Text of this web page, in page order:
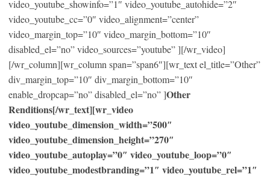
video_youtube_showinfo=”1″ video_youtube_autohide=”2″
video_youtube_cc=”0″ video_alignment=”center”
video_margin_top=”10″ video_margin_bottom=”10″
disabled_el=”no” video_sources=”youtube” ][/wr_video]
[/wr_column][wr_column span=”span6″][wr_text el_title=”Other”
div_margin_top=”10″ div_margin_bottom=”10″
enable_dropcap=”no” disabled_el=”no” ]Other
Renditions[/wr_text][wr_video
video_youtube_dimension_width=”500″
video_youtube_dimension_height=”270″
video_youtube_autoplay=”0″ video_youtube_loop=”0″
video_youtube_modestbranding=”1″ video_youtube_rel=”1″